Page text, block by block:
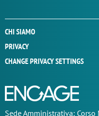
CHI SIAMO
PRIVACY
CHANGE PRIVACY SETTINGS
SedeAmministrativa: Corso